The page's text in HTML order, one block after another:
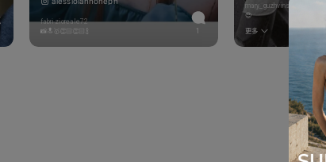
fabrizioreale72
📸🔝🥇👏🏻👏🏻🍾
mary_guzhvinskaya
😍
更多